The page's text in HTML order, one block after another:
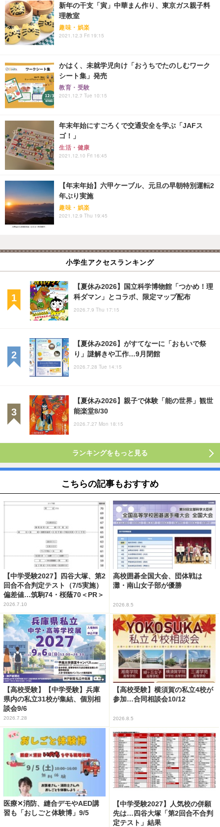
新年の干支「寅」中華まん作り、東京ガス親子料
理教室
趣味・娯楽
2021.12.3 Fri 19:15
かはく、未就学児向け「おうちでたのしむワーク
シート集」発売
教育・受験
2021.12.7 Tue 10:15
年末年始にすごろくで交通安全を学ぶ「JAFス
ゴ！」
生活・健康
2021.12.10 Fri 16:45
【年末年始】六甲ケーブル、元旦の早朝特別運転2
年ぶり実施
趣味・娯楽
2021.12.9 Thu 19:45
小学生アクセスランキング
【夏休み2026】国立科学博物館「つかめ！理
科ダマン」とコラボ、限定マップ配布
2026.7.9 Thu 17:15
【夏休み2026】がすてなーに「おもいで祭
り」謎解きや工作…9月閉館
2026.7.28 Tue 14:15
【夏休み2026】親子で体験「能の世界」観世
能楽堂8/30
2026.7.27 Mon 18:15
ランキングをもっと見る
こちらの記事もおすすめ
【中学受験2027】四谷大塚、第2
回合不合判定テスト（7/5実施）
偏差値…筑駒74・桜蔭70＜PR＞
2026.7.10
高校囲碁全国大会、団体戦は
灘・南山女子部が優勝
2026.8.5
【高校受験】【中学受験】兵庫
県内の私立31校が集結、個別相
談会9/6
2026.7.28
【高校受験】横須賀の私立4校が
参加…合同相談会10/12
2026.8.5
医療✕消防、縫合デモやAED講
習も「おしごと体験博」9/5
【中学受験2027】人気校の併願
先は…四谷大塚「第2回合不合判
定テスト」結果